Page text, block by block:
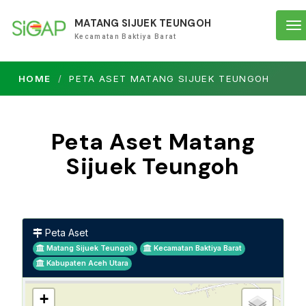
MATANG SIJUEK TEUNGOH
Kecamatan Baktiya Barat
HOME PETA ASET MATANG SIJUEK TEUNGOH
Peta Aset Matang
Sijuek Teungoh
Peta Aset
Matang Sijuek Teungoh
Kecamatan Baktiya Barat
Kabupaten Aceh Utara
+